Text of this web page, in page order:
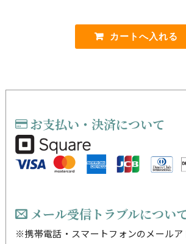
お支払い・決済について
メール受信トラブルについ
※携帯電話・スマートフォンのメールア